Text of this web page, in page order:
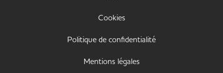
Cookies
Politique de confidentialité
Mentions légales